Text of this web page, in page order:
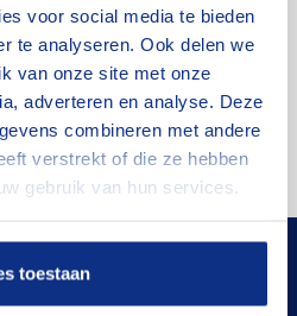
voor social media te bieden
te analyseren. Ook delen we
van onze site met onze
adverteren en analyse. Deze
combineren met andere
verstrekt of die ze hebben
gebruik van hun services.
toestaan